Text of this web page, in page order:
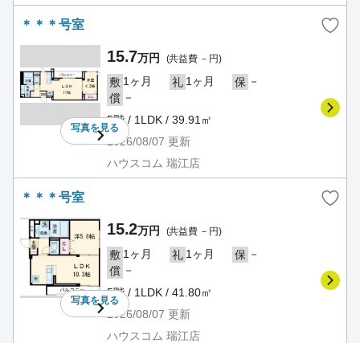
＊＊＊号室
写真を見る
15.7万円 (共益費 －円)
敷 1ヶ月 礼 1ヶ月 保 －
償 －
5階 / 1LDK / 39.91㎡
2026/08/07 更新
ハウスコム 瑞江店
＊＊＊号室
写真を見る
15.2万円 (共益費 －円)
敷 1ヶ月 礼 1ヶ月 保 －
償 －
5階 / 1LDK / 41.80㎡
2026/08/07 更新
ハウスコム 瑞江店